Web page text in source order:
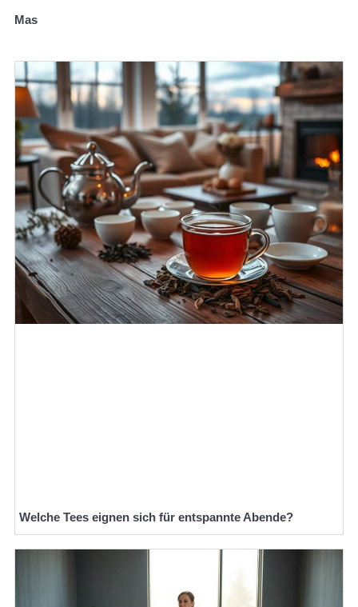
Mas
Welche Tees eignen sich für entspannte Abende?